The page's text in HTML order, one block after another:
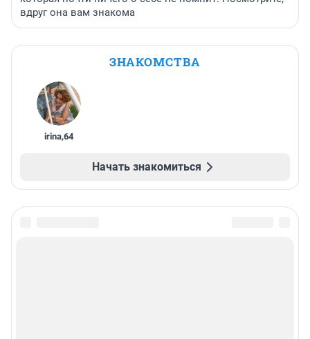
вдруг она вам знакома
ЗНАКОМСТВА
irina,64
Начать знакомиться